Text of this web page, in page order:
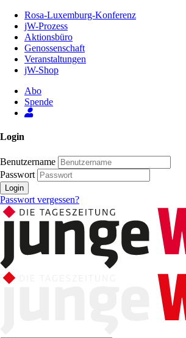
Inhalt
Seite
Rosa-Luxemburg-Konferenz
jW-Prozess
Aktionsbüro
Genossenschaft
Veranstaltungen
jW-Shop
Abo
Spende
Login
Benutzername
Passwort
Login
Passwort vergessen?